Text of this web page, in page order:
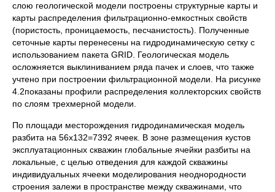
слою геологической модели построены структурные карты и
карты распределения фильтрационно-емкостных свойств
(пористость, проницаемость, песчанистость). Полученные
сеточные карты перенесены на гидродинамическую сетку с
использованием пакета GRID. Геологическая модель
осложняется выклиниванием ряда пачек и слоев, что также
учтено при построении фильтрационной модели. На рисунке
4.2показаны профили распределения коллекторских свойств
по слоям трехмерной модели.
По площади месторождения гидродинамическая модель
разбита на 56х132=7392 ячеек. В зоне размещения кустов
эксплуатационных скважин глобальные ячейки разбиты на
локальные, с целью отведения для каждой скважины
индивидуальных ячееки моделирования неоднородности
строения залежи в пространстве между скважинами, что